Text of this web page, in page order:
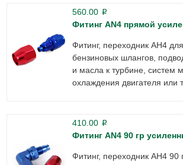
560.00 p
Фитинг AN4 прямой
Фитинг, переходник АН4
бензиновых шлангов,
и масла к турбине, систем
охлаждения двигателя или
410.00 p
Фитинг AN4 90 гр
Фитинг, переходник АН4 90